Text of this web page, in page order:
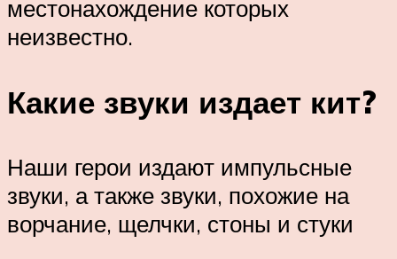
местонахождение которых
неизвестно.
Какие звуки издает кит?
Наши герои издают импульсные
звуки, а также звуки, похожие на
ворчание, щелчки, стоны и стуки